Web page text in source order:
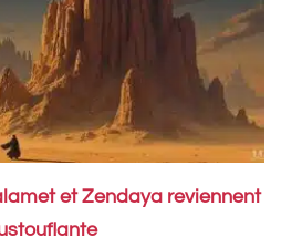
et Zendaya reviennent